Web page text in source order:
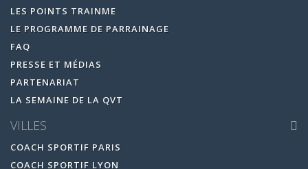
LES POINTS TRAINME
LE PROGRAMME DE PARRAINAGE
FAQ
PRESSE ET MÉDIAS
PARTENARIAT
LA SEMAINE DE LA QVT
VILLES
COACH SPORTIF PARIS
COACH SPORTIF LYON